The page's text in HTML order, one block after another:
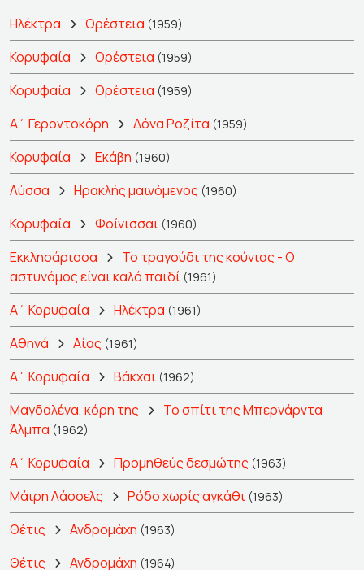
Ηλέκτρα Ορέστεια (1959)
Κορυφαία Ορέστεια (1959)
Κορυφαία Ορέστεια (1959)
Α΄ Γεροντοκόρη Δόνα Ροζίτα (1959)
Κορυφαία Εκάβη (1960)
Λύσσα Ηρακλής μαινόμενος (1960)
Κορυφαία Φοίνισσαι (1960)
Εκκλησάρισσα
Το τραγούδι της κούνιας - Ο
αστυνόμος είναι καλό παιδί (1961)
Α΄ Κορυφαία Ηλέκτρα (1961)
Αθηνά Αίας (1961)
Α΄ Κορυφαία Βάκχαι (1962)
Μαγδαλένα, κόρη της
Το σπίτι της Μπερνάρντα
Άλμπα (1962)
Α΄ Κορυφαία Προμηθεύς δεσμώτης (1963)
Μάιρη Λάσσελς Ρόδο χωρίς αγκάθι (1963)
Θέτις Ανδρομάχη (1963)
Θέτις Ανδρομάχη (1964)